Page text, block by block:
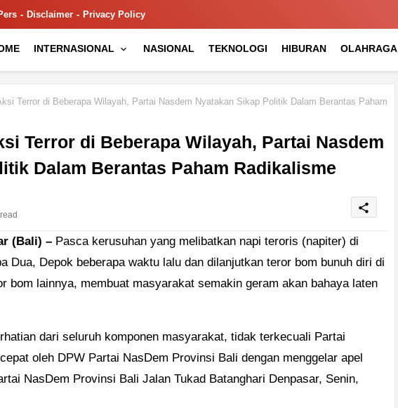
Disclaimer Privacy Policy
INTERNASIONAL NASIONAL TEKNOLOGI HIBURAN OLAHRAGA
Terror di Beberapa Wilayah, Partai Nasdem Nyatakan Sikap Politik Dalam Berantas Paham
Terror di Beberapa Wilayah, Partai Nasdem
Dalam Berantas Paham Radikalisme
share
(Bali) –Pasca kerusuhan yang melibatkan napi teroris (napiter) di
Dua, Depok beberapa waktu lalu dan dilanjutkan teror bom bunuh diri di
bom lainnya, membuat masyarakat semakin geram akan bahaya laten
dari seluruh komponen masyarakat, tidak terkecuali Partai
oleh DPW Partai NasDem Provinsi Bali dengan menggelar apel
NasDem Provinsi Bali Jalan Tukad Batanghari Denpasar, Senin,